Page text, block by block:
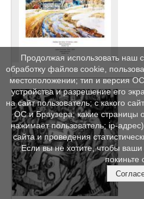
Продолжая использовать наш
обработку файлов cookie,
местоположении; тип и версия
устройства и разрешение его
на сайт пользователь; с какого
ОС и Браузера; какие страницы
нажимает пользователь; ip-
сайта и проведения
Если вы не хотите, чтобы
покиньте